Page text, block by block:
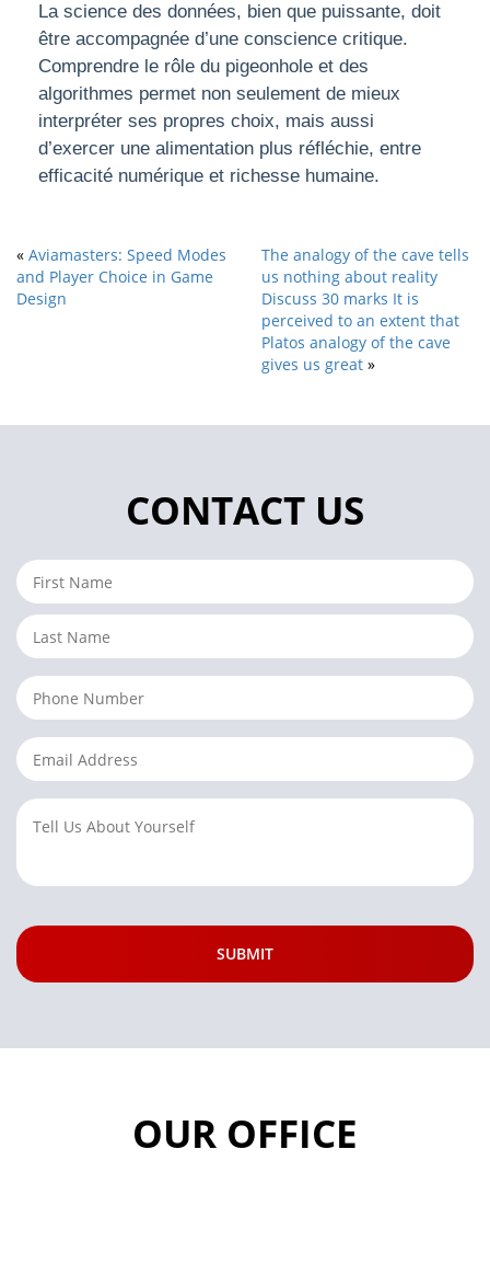
La science des données, bien que puissante, doit
être accompagnée d’une conscience critique.
Comprendre le rôle du pigeonhole et des
algorithmes permet non seulement de mieux
interpréter ses propres choix, mais aussi
d’exercer une alimentation plus réfléchie, entre
efficacité numérique et richesse humaine.
« Aviamasters: Speed Modes
and Player Choice in Game
Design
The analogy of the cave tells
us nothing about reality
Discuss 30 marks It is
perceived to an extent that
Platos analogy of the cave
gives us great »
CONTACT US
OUR OFFICE